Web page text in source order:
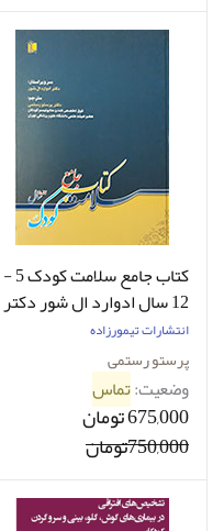
کتاب جامع سلامت کودک 5 -
12 سال ادوارد ال شور دکتر
پرستو رستمی
انتشارات تیمورزاده
پرستو رستمی
وضعیت:تماس
675,000 تومان
750,000تومان